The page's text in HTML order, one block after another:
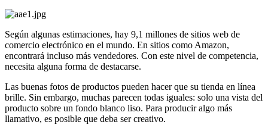
Según algunas estimaciones, hay 9,1 millones de sitios web de
comercio electrónico en el mundo. En sitios como Amazon,
encontrará incluso más vendedores. Con este nivel de competencia,
necesita alguna forma de destacarse.
Las buenas fotos de productos pueden hacer que su tienda en línea
brille. Sin embargo, muchas parecen todas iguales: solo una vista del
producto sobre un fondo blanco liso. Para producir algo más
llamativo, es posible que deba ser creativo.